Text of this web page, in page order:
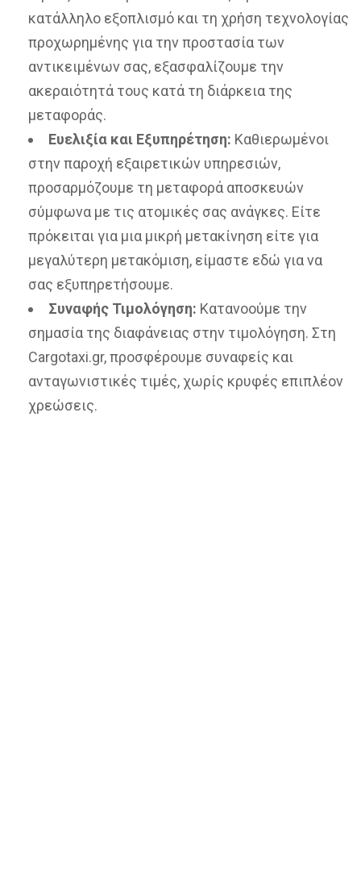
κατάλληλο εξοπλισμό και τη χρήση τεχνολογίας
προχωρημένης για την προστασία των
αντικειμένων σας, εξασφαλίζουμε την
ακεραιότητά τους κατά τη διάρκεια της
μεταφοράς.
Ευελιξία και Εξυπηρέτηση: Καθιερωμένοι
στην παροχή εξαιρετικών υπηρεσιών,
προσαρμόζουμε τη μεταφορά αποσκευών
σύμφωνα με τις ατομικές σας ανάγκες. Είτε
πρόκειται για μια μικρή μετακίνηση είτε για
μεγαλύτερη μετακόμιση, είμαστε εδώ για να
σας εξυπηρετήσουμε.
Συναφής Τιμολόγηση: Κατανοούμε την
σημασία της διαφάνειας στην τιμολόγηση. Στη
Cargotaxi.gr, προσφέρουμε συναφείς και
ανταγωνιστικές τιμές, χωρίς κρυφές επιπλέον
χρεώσεις.